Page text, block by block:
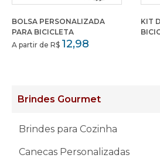
Brindes Gourmet
Brindes para Cozinha
Canecas Personalizadas
BOLSA PERSONALIZADA
PARA BICICLETA
A partir de R$ 12,98
KIT